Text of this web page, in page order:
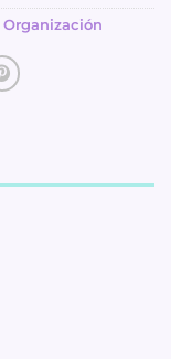
Organización